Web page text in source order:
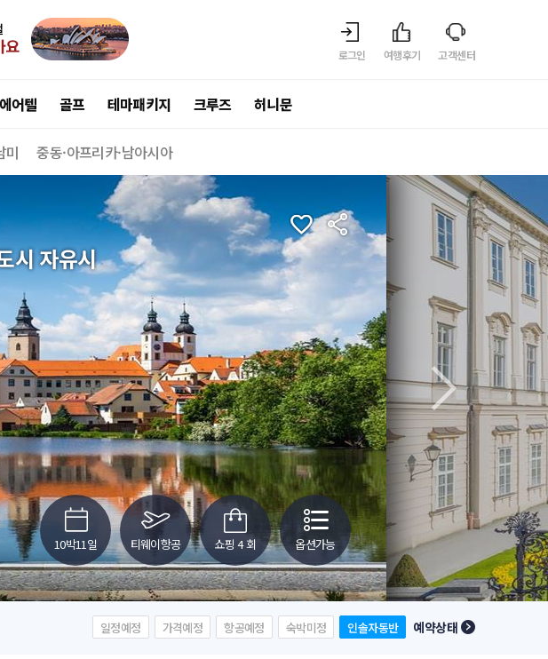
로그인 여행후기 고객센터
에어텔 골프 테마패키지 크루즈 허니문
미 중동·아프리카·남아시아
시 자유시
10박11일 티웨이항공 쇼핑 4 회 옵션가능
일정예정 가격예정 항공예정 숙박미정 인솔자동반 예약상태